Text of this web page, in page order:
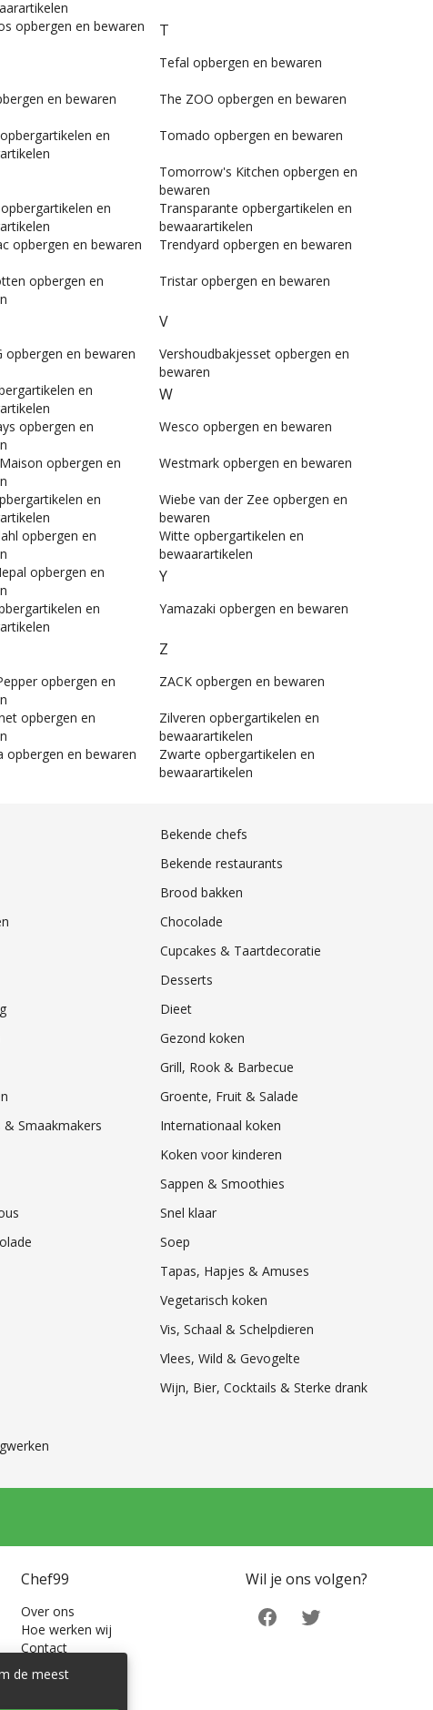
opbergen en bewaren
en bewaren
en
en
opbergen en bewaren
opbergen en
opbergen en bewaren
en
opbergen en
opbergen en
en
opbergen en
opbergen en
en
opbergen en
opbergen en
opbergen en bewaren
T
Tefal opbergen en bewaren
The ZOO opbergen en bewaren
Tomado opbergen en bewaren
Tomorrow's Kitchen opbergen en
bewaren
Transparante opbergartikelen en
bewaarartikelen
Trendyard opbergen en bewaren
Tristar opbergen en bewaren
V
Vershoudbakjesset opbergen en
bewaren
W
Wesco opbergen en bewaren
Westmark opbergen en bewaren
Wiebe van der Zee opbergen en
bewaren
Witte opbergartikelen en
bewaarartikelen
Y
Yamazaki opbergen en bewaren
Z
ZACK opbergen en bewaren
Zilveren opbergartikelen en
bewaarartikelen
Zwarte opbergartikelen en
bewaarartikelen
& Smaakmakers
Bekende chefs
Bekende restaurants
Brood bakken
Chocolade
Cupcakes & Taartdecoratie
Desserts
Dieet
Gezond koken
Grill, Rook & Barbecue
Groente, Fruit & Salade
Internationaal koken
Koken voor kinderen
Sappen & Smoothies
Snel klaar
Soep
Tapas, Hapjes & Amuses
Vegetarisch koken
Vis, Schaal & Schelpdieren
Vlees, Wild & Gevogelte
Wijn, Bier, Cocktails & Sterke drank
Chef99
Over ons
Hoe werken wij
Contact
Wil je ons volgen?
de meest